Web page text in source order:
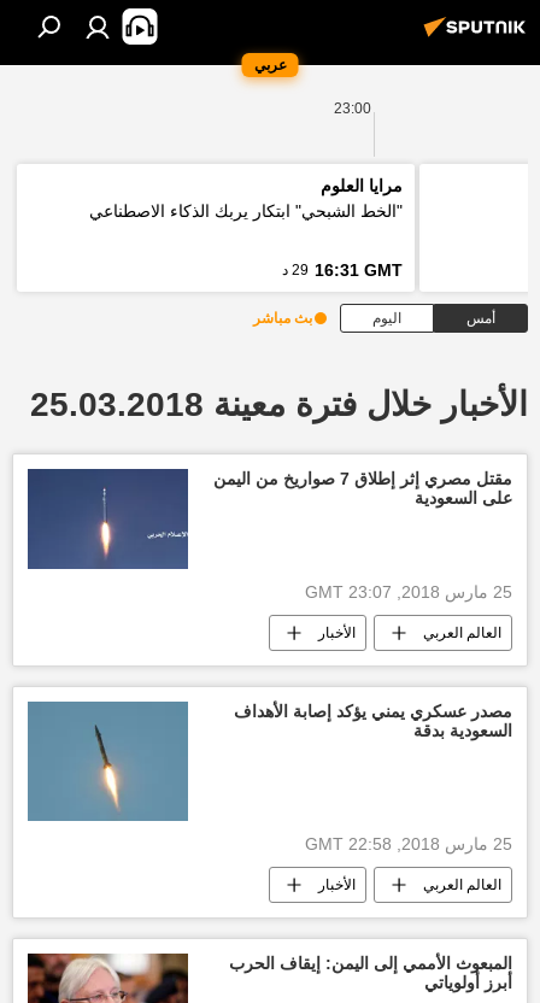
عربي
23:00
مرايا العلوم
"الخط الشبحي" ابتكار يربك الذكاء الاصطناعي
16:31 GMT 29 د
أمس اليوم بث مباشر
الأخبار خلال فترة معينة 25.03.2018
مقتل مصري إثر إطلاق 7 صواريخ من اليمن
على السعودية
25 مارس 2018, 23:07 GMT
العالم العربي الأخبار
أخبار السعودية اليوم أخبار مصر الآن
أنصار الله أخبار اليمن الأن
مصدر عسكري يمني يؤكد إصابة الأهداف
السعودية بدقة
25 مارس 2018, 22:58 GMT
العالم العربي الأخبار
أخبار السعودية اليوم مصدر عسكري
الجيش اليمني أهداف
"أنصار الله" تستهدف السعودية بصواريخ بالستية
المبعوث الأممي إلى اليمن: إيقاف الحرب
أبرز أولوياتي